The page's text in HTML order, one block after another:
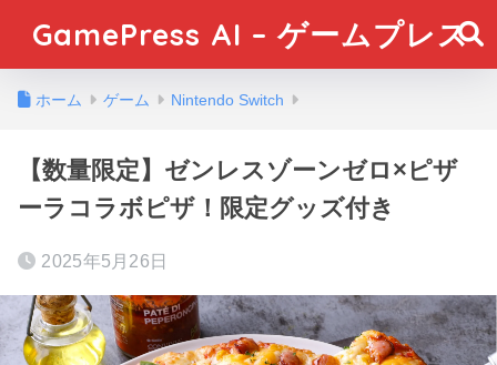
GamePress AI – ゲームプレス
ホーム ゲーム Nintendo Switch
【数量限定】ゼンレスゾーンゼロ×ピザ
ーラコラボピザ！限定グッズ付き
2025年5月26日